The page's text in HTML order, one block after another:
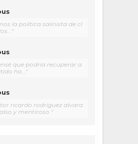
la política salinista de cl
que podría recuperar a
ha..."
ricardo rodríguez alvara
y mentiroso "